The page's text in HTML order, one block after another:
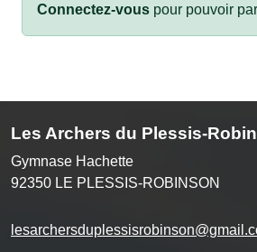
Connectez-vous pour pouvoir
Les Archers du Plessis-
Gymnase Hachette
92350 LE PLESSIS-ROBINSON